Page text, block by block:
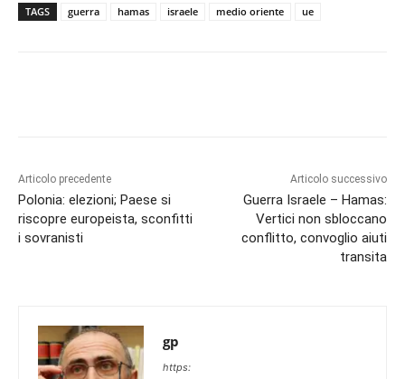
TAGS guerra hamas israele medio oriente ue
Articolo precedente
Polonia: elezioni; Paese si
riscopre europeista, sconfitti
i sovranisti
Articolo successivo
Guerra Israele – Hamas:
Vertici non sbloccano
conflitto, convoglio aiuti
transita
gp
https: